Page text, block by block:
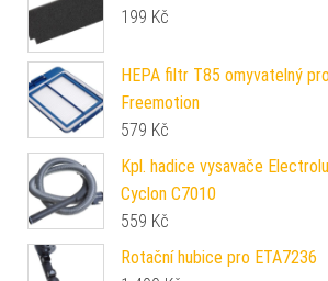
199 Kč
HEPA filtr T85 omyvatelný
Freemotion
579 Kč
Kpl. hadice vysavače
Cyclon C7010
559 Kč
Rotační hubice pro ETA7236